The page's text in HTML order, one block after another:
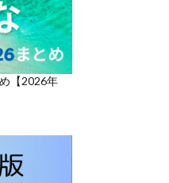
【2026年